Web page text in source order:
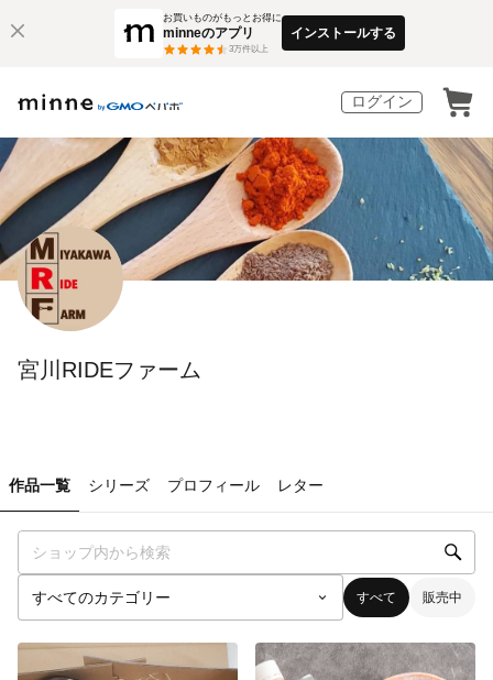
お買いものがもっとお得に
minneのアプリ
3万件以上
インストールする
ログイン
宮川RIDEファーム
作品一覧 シリーズ プロフィール レター
すべて 販売中